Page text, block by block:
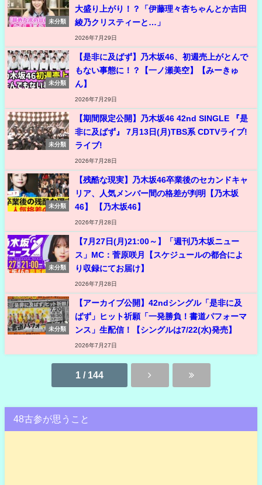
未分類
大盛り上がり！？「伊藤理々杏ちゃんとか吉田
綾乃クリスティーと…」
2026年7月29日
未分類
【是非に及ばず】乃木坂46、初週売上がとんで
もない事態に！？【一ノ瀬美空】【みーきゅ
ん】
2026年7月29日
未分類
【期間限定公開】乃木坂46 42nd SINGLE 『是
非に及ばず』 7月13日(月)TBS系 CDTVライブ!
ライブ!
2026年7月28日
未分類
【残酷な現実】乃木坂46卒業後のセカンドキャ
リア、人気メンバー間の格差が判明【乃木坂
46】 【乃木坂46】
2026年7月28日
未分類
【7月27日(月)21:00～】「週刊乃木坂ニュー
ス」MC：菅原咲月【スケジュールの都合によ
り収録にてお届け】
2026年7月28日
未分類
【アーカイブ公開】42ndシングル「是非に及
ばず」ヒット祈願「一発勝負！書道パフォーマ
ンス」生配信！【シングルは7/22(水)発売】
2026年7月27日
1 / 144
48古参が思うこと